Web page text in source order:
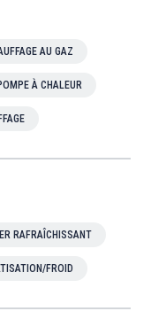
AU GAZ
À CHALEUR
RAFRAÎCHISSANT
FROID